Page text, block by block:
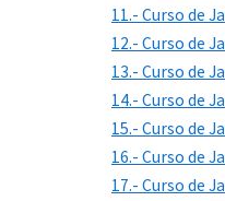
11.- Curso de
12.- Curso de
13.- Curso de
14.- Curso de
15.- Curso de
16.- Curso de
17.- Curso de